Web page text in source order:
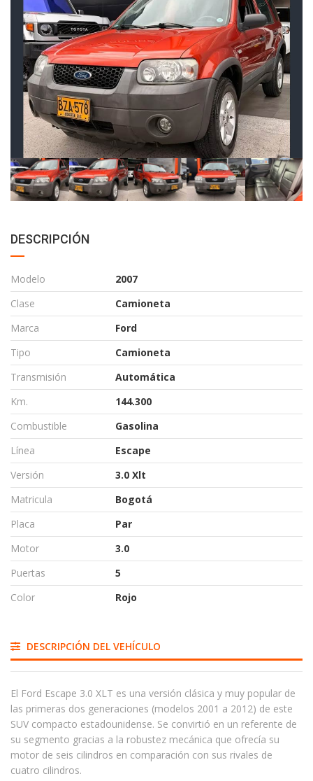
DESCRIPCIÓN
Modelo
2007
Clase
Camioneta
Marca
Ford
Tipo
Camioneta
Transmisión
Automática
Km.
144.300
Combustible
Gasolina
Línea
Escape
Versión
3.0 Xlt
Matricula
Bogotá
Placa
Par
Motor
3.0
Puertas
5
Color
Rojo
DESCRIPCIÓN DEL VEHÍCULO
El Ford Escape 3.0 XLT es una versión clásica y muy popular de
las primeras dos generaciones (modelos 2001 a 2012) de este
SUV compacto estadounidense. Se convirtió en un referente de
su segmento gracias a la robustez mecánica que ofrecía su
motor de seis cilindros en comparación con sus rivales de
cuatro cilindros.